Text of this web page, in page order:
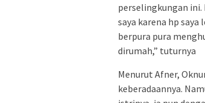
perselingkungan ini.
saya karena hp
berpura pura
dirumah,” tuturnya
Menurut Afner,
keberadaannya.